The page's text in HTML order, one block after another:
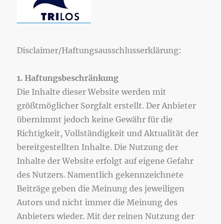
Disclaimer/Haftungsausschlusserklärung:
1. Haftungsbeschränkung
Die Inhalte dieser Website werden mit
größtmöglicher Sorgfalt erstellt. Der Anbieter
übernimmt jedoch keine Gewähr für die
Richtigkeit, Vollständigkeit und Aktualität der
bereitgestellten Inhalte. Die Nutzung der
Inhalte der Website erfolgt auf eigene Gefahr
des Nutzers. Namentlich gekennzeichnete
Beiträge geben die Meinung des jeweiligen
Autors und nicht immer die Meinung des
Anbieters wieder. Mit der reinen Nutzung der